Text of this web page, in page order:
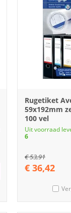
Rugetiket
59x192mm
100 vel
Uit voorraad
6
€53,91
€ 36,42